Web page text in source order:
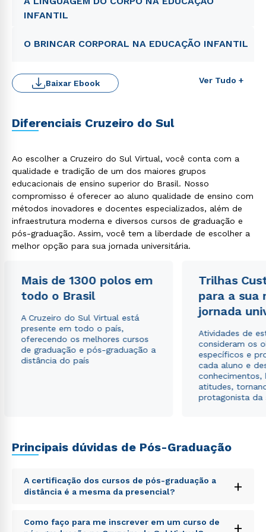
INFANTIL
O BRINCAR CORPORAL NA EDUCAÇÃO INFANTIL
Ver Tudo +
Baixar Ebook
Diferenciais Cruzeiro do Sul
Ao escolher a Cruzeiro do Sul Virtual, você conta com a
qualidade e tradição de um dos maiores grupos
educacionais de ensino superior do Brasil. Nosso
compromisso é oferecer ao aluno qualidade de ensino com
métodos inovadores e docentes especializados, além de
infraestrutura moderna e diversos cursos de graduação e
pós-graduação. Assim, você tem a liberdade de escolher a
melhor opção para sua jornada universitária.
Mais de 1300 polos em
todo o Brasil
A Cruzeiro do Sul Virtual está
presente em todo o país,
oferecendo os melhores cursos
de graduação e pós-graduação a
distância do país
Trilhas
para a sua
jornada
Atividades de
consideram os
específicos e
cada aluno e
conhecimentos,
atitudes,
protagonista da
Principais dúvidas de Pós-Graduação
A certificação dos cursos de pós-graduação a
distância é a mesma da presencial?
+
Sed ut perspiciatis unde omnis iste natus error sit
voluptatem accusantium doloremque laudantium,
Como faço para me inscrever em um curso de
+
Rápido e fácil
WhatsApp
ou
Estou de acordo com a Política de Privacidade.e
autorizo que meus dados sejam utilizados para o
envio de conteúdos da Cruzeiro do Sul.